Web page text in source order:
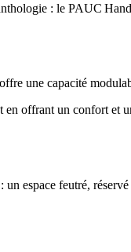
: le PAUC
une capacité
offrant un confort et
espace feutré,